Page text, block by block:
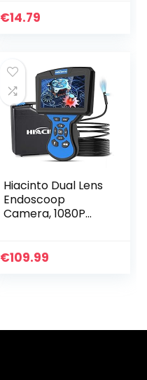
inspectie camera
€14.79
Hiacinto Dual Lens
Endoscoop
Camera, 1080P
met 5mm Ultra
€109.99